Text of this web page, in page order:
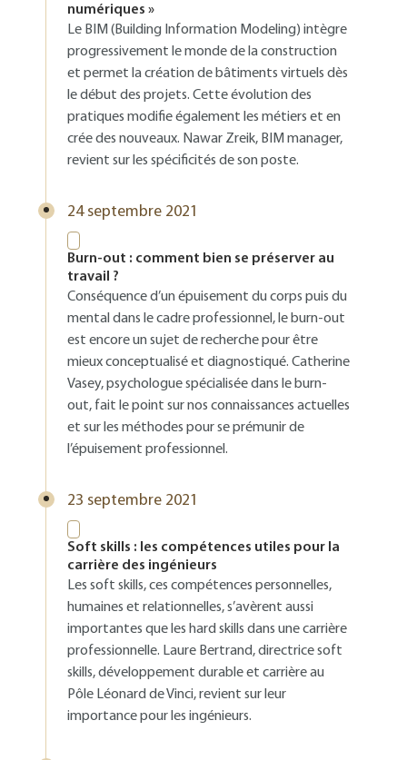
numériques »
Le BIM (Building Information Modeling) intègre
progressivement le monde de la construction
et permet la création de bâtiments virtuels dès
le début des projets. Cette évolution des
pratiques modifie également les métiers et en
crée des nouveaux. Nawar Zreik, BIM manager,
revient sur les spécificités de son poste.
24 septembre 2021
Burn-out : comment bien se préserver au
travail ?
Conséquence d’un épuisement du corps puis du
mental dans le cadre professionnel, le burn-out
est encore un sujet de recherche pour être
mieux conceptualisé et diagnostiqué. Catherine
Vasey, psychologue spécialisée dans le burn-
out, fait le point sur nos connaissances actuelles
et sur les méthodes pour se prémunir de
l’épuisement professionnel.
23 septembre 2021
Soft skills : les compétences utiles pour la
carrière des ingénieurs
Les soft skills, ces compétences personnelles,
humaines et relationnelles, s’avèrent aussi
importantes que les hard skills dans une carrière
professionnelle. Laure Bertrand, directrice soft
skills, développement durable et carrière au
Pôle Léonard de Vinci, revient sur leur
importance pour les ingénieurs.